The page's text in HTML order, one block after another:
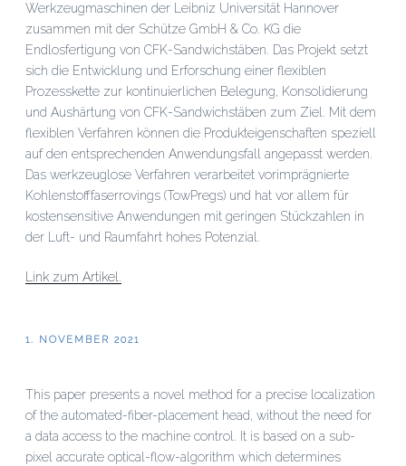
Werkzeugmaschinen der Leibniz Universität Hannover
zusammen mit der Schütze GmbH & Co. KG die
Endlosfertigung von CFK-Sandwichstäben. Das Projekt setzt
sich die Entwicklung und Erforschung einer flexiblen
Prozesskette zur kontinuierlichen Belegung, Konsolidierung
und Aushärtung von CFK-Sandwichstäben zum Ziel. Mit dem
flexiblen Verfahren können die Produkteigenschaften speziell
auf den entsprechenden Anwendungsfall angepasst werden.
Das werkzeuglose Verfahren verarbeitet vorimprägnierte
Kohlenstofffaserrovings (TowPregs) und hat vor allem für
kostensensitive Anwendungen mit geringen Stückzahlen in
der Luft- und Raumfahrt hohes Potenzial.
Link zum Artikel.
VERÖFFENTLICHT
1. NOVEMBER 2021
This paper presents a novel method for a precise localization
of the automated-fiber-placement head, without the need for
a data access to the machine control. It is based on a sub-
pixel accurate optical-flow-algorithm which determines